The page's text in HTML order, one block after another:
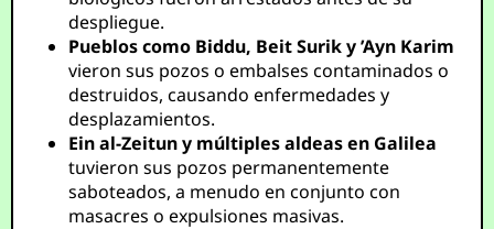
despliegue.
Pueblos como Biddu, Beit Surik y ’Ayn Karim
vieron sus pozos o embalses contaminados o
destruidos, causando enfermedades y
desplazamientos.
Ein al-Zeitun y múltiples aldeas en Galilea
tuvieron sus pozos permanentemente
saboteados, a menudo en conjunto con
masacres o expulsiones masivas.